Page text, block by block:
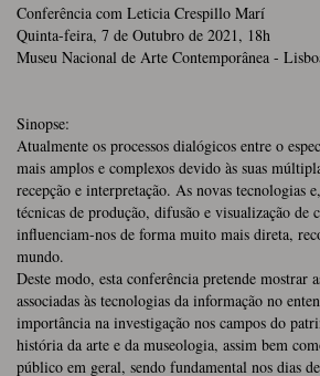
Conferência com Leticia Crespillo Marí
Quinta-feira, 7 de Outubro de 2021, 18h
Museu Nacional de Arte Contemporânea -
Sinopse:
Atualmente os processos dialógicos entre o
mais amplos e complexos devido às suas
recepção e interpretação. As novas tecnologias
técnicas de produção, difusão e visualização de
influenciam-nos de forma muito mais direta,
mundo.
Deste modo, esta conferência pretende mostrar
associadas às tecnologias da informação no
importância na investigação nos campos do
história da arte e da museologia, assim bem
público em geral, sendo fundamental nos dias